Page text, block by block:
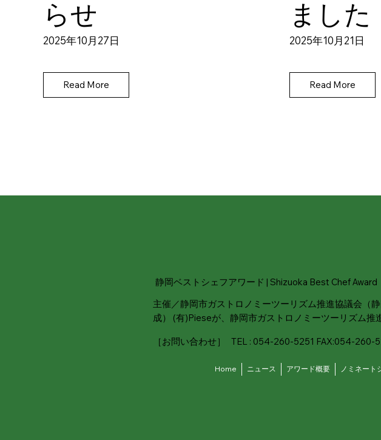
らせ
2025年10月27日
Read More
ました
2025年10月21日
Read More
主催／静岡市ガストロノミーツーリズム推進協議会（
成） (有)Pieseが、静岡市ガストロノミーツーリズム推
静岡ベストシェフアワード | Shizuoka Best Chef Award
［お問い合わせ］ TEL : 054-260-5251 FAX:054-260-
Home ニュース アワード概要 ノミネート